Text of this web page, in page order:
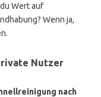
Wert auf
Wenn ja,
Nutzer
nach